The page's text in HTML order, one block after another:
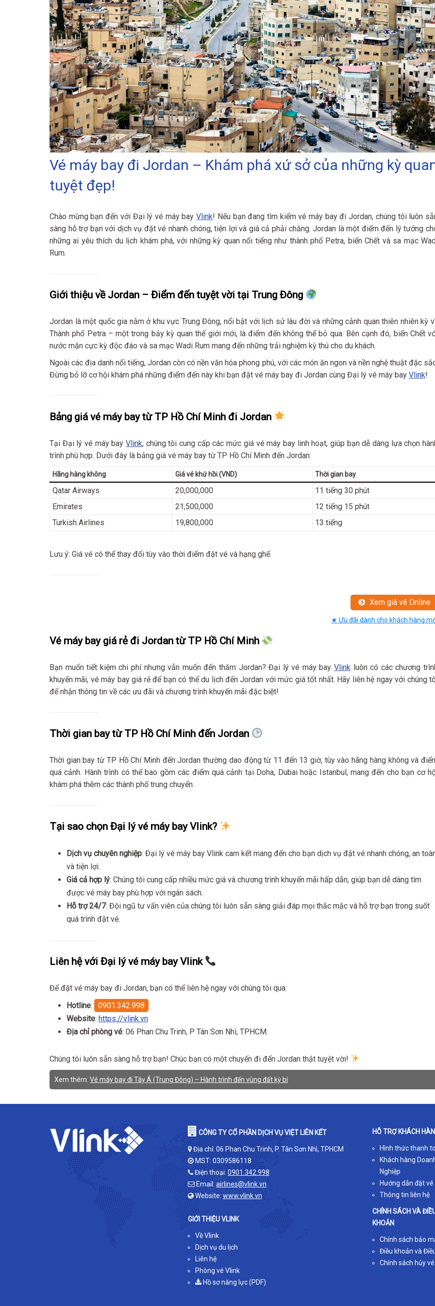
Vé máy bay đi Jordan – Khám phá xứ sở của những kỳ
tuyệt đẹp!
Chào mừng bạn đến với Đại lý vé máy bayVlink! Nếu bạn đang tìm kiếm vé máy bay đi Jordan, chúng tôi luôn
sàng hỗ trợ bạn với dịch vụ đặt vé nhanh chóng, tiện lợi và giá cả phải chăng. Jordan là một điểm đến lý tưởng
những ai yêu thích du lịch khám phá, với những kỳ quan nổi tiếng như thành phố Petra, biển Chết và sa mạc
Rum.
Giới thiệu về Jordan – Điểm đến tuyệt vời tại Trung Đông
Jordan là một quốc gia nằm ở khu vực Trung Đông, nổi bật với lịch sử lâu đời và những cảnh quan thiên nhiên kỳ
Thành phố Petra – một trong bảy kỳ quan thế giới mới, là điểm đến không thể bỏ qua. Bên cạnh đó, biển Chết
nước mặn cực kỳ độc đáo và sa mạc Wadi Rum mang đến những trải nghiệm kỳ thú cho du khách.
Ngoài các địa danh nổi tiếng, Jordan còn có nền văn hóa phong phú, với các món ăn ngon và nền nghệ thuật đặc
Đừng bỏ lỡ cơ hội khám phá những điểm đến này khi bạn đặt vé máy bay đi Jordan cùng Đại lý vé máy bay Vlink!
Bảng giá vé máy bay từ TP Hồ Chí Minh đi Jordan
Tại Đại lý vé máy bayVlink, chúng tôi cung cấp các mức giá vé máy bay linh hoạt, giúp bạn dễ dàng lựa chọn
trình phù hợp. Dưới đây là bảng giá vé máy bay từ TP Hồ Chí Minh đến Jordan:
Hãng hàng không Giá vé khứ hồi (VND) Thời gian bay
Qatar Airways 20,000,000
11 tiếng 30 phút
Emirates
21,500,000
12 tiếng 15 phút
Turkish Airlines
19,800,000 13 tiếng
Lưu ý: Giá vé có thể thay đổi tùy vào thời điểm đặt vé và hạng ghế.
Xem giá vé Online
★ Ưu đãi dành cho khách hàng
Vé máy bay giá rẻ đi Jordan từ TP Hồ Chí Minh
Bạn muốn tiết kiệm chi phí nhưng vẫn muốn đến thăm Jordan? Đại lý vé máy bayVlink luôn có các chương
khuyến mãi, vé máy bay giá rẻ để bạn có thể du lịch đến Jordan với mức giá tốt nhất. Hãy liên hệ ngay với chúng
để nhận thông tin về các ưu đãi và chương trình khuyến mãi đặc biệt!
Thời gian bay từ TP Hồ Chí Minh đến Jordan
Thời gian bay từ TP Hồ Chí Minh đến Jordan thường dao động từ 11 đến 13 giờ, tùy vào hãng hàng không và
quá cảnh. Hành trình có thể bao gồm các điểm quá cảnh tại Doha, Dubai hoặc Istanbul, mang đến cho bạn cơ
khám phá thêm các thành phố trung chuyển.
Tại sao chọn Đại lý vé máy bay Vlink?
Dịch vụ chuyên nghiệp: Đại lý vé máy bay Vlink cam kết mang đến cho bạn dịch vụ đặt vé nhanh chóng, an
và tiện lợi.
Giá cả hợp lý: Chúng tôi cung cấp nhiều mức giá và chương trình khuyến mãi hấp dẫn, giúp bạn dễ dàng tìm
được vé máy bay phù hợp với ngân sách.
Hỗ trợ 24/7: Đội ngũ tư vấn viên của chúng tôi luôn sẵn sàng giải đáp mọi thắc mắc và hỗ trợ bạn trong suốt
quá trình đặt vé.
Liên hệ với Đại lý vé máy bay Vlink
Để đặt vé máy bay đi Jordan, bạn có thể liên hệ ngay với chúng tôi qua:
Hotline:
0901.342.998
Website: https://vlink.vn
Địa chỉ phòng vé: 06 Phan Chu Trinh, P Tân Sơn Nhì, TPHCM.
Chúng tôi luôn sẵn sàng hỗ trợ bạn! Chúc bạn có một chuyến đi đến Jordan thật tuyệt vời!
Xem thêm: Vé máy bay đi Tây Á (Trung Đông) – Hành trình đến vùng đất kỳ bí
CÔNG TY CỔ PHẦN DỊCH VỤ VIỆT LIÊN KẾT
Địa chỉ: 06 Phan Chu Trinh, P. Tân Sơn Nhì, TPHCM
MST: 0309586118
Điện thoại: 0901.342.998
Email: airlines@vlink.vn
Website: www.vlink.vn
GIỚI THIỆU VLINK
Về Vlink
Dịch vụ du lịch
Liên hệ
Phòng vé Vlink
Hồ sơ năng lực (PDF)
HỖ TRỢ KHÁCH
Hình thức thanh
Khách hàng
Nghiệp
Hướng dẫn đặt vé
Thông tin liên hệ
CHÍNH SÁCH VÀ
KHOẢN
Chính sách bảo
Điều khoản và
Chính sách hủy vé